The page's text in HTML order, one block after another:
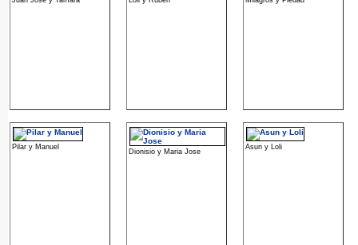
Pilar y Manuel
Dionisio y Maria Jose
Asun y Loli